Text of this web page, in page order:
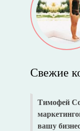
Свежие
Тимофей
вашу